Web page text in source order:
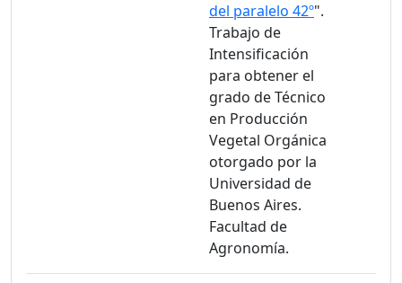
del paralelo 42º".
Trabajo de
Intensificación
para obtener el
grado de Técnico
en Producción
Vegetal Orgánica
otorgado por la
Universidad de
Buenos Aires.
Facultad de
Agronomía.